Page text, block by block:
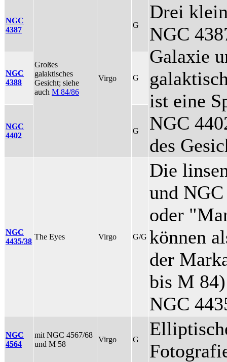
NGC
4387
Großes
galaktisches
Gesicht; siehe
auch M 84/86
Virgo
G
Drei
NGC
Galaxie
ist eine
NGC
des
NGC
4388
G
NGC
4402
G
NGC
4435/38
The Eyes Virgo G/G
Die
und
oder
können
der
bis M
NGC
NGC
4564
mit NGC 4567/68
und M 58
Virgo G